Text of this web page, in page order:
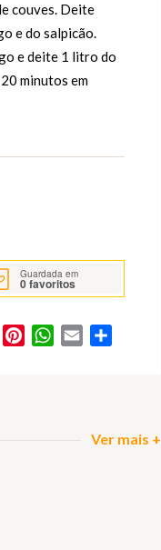
couves. Deite
e do salpicão.
e deite 1 litro do
minutos em
Guardada em
0favoritos
FacebookPinterestWhatsApp
Email
Ver mais +